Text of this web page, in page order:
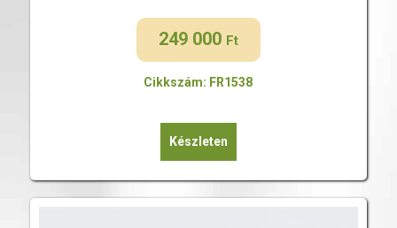
249 000 Ft
Cikkszám: FR1538
Készleten